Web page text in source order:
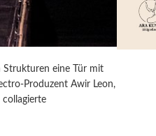
Strukturen eine Tür mit
Produzent Awir Leon,